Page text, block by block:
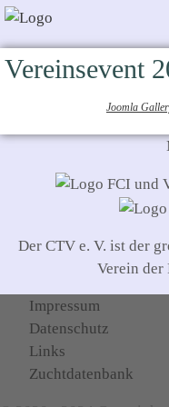
Vereinsevent
Joomla
Der CTV e. V. ist der
Verein der
Impressum
Datenschutz
Links
Zuchtdatenbank